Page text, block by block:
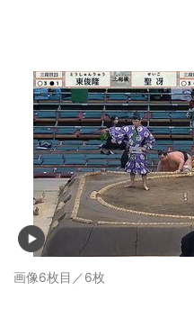
画像6枚目／6枚